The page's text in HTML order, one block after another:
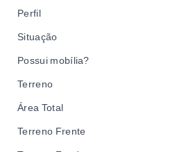
Perfil
Situação
Possui mobília?
Terreno
Área Total
Terreno Frente